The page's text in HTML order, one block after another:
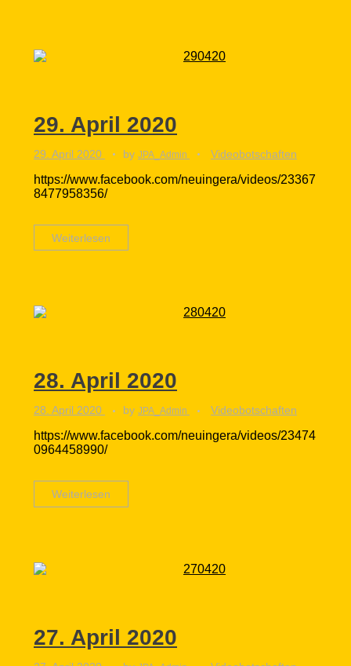
29. April 2020
29. April 2020 by JPA_Admin Videobotschaften
https://www.facebook.com/neuingera/videos/23367
8477958356/
Weiterlesen
28. April 2020
28. April 2020 by JPA_Admin Videobotschaften
https://www.facebook.com/neuingera/videos/23474
0964458990/
Weiterlesen
27. April 2020